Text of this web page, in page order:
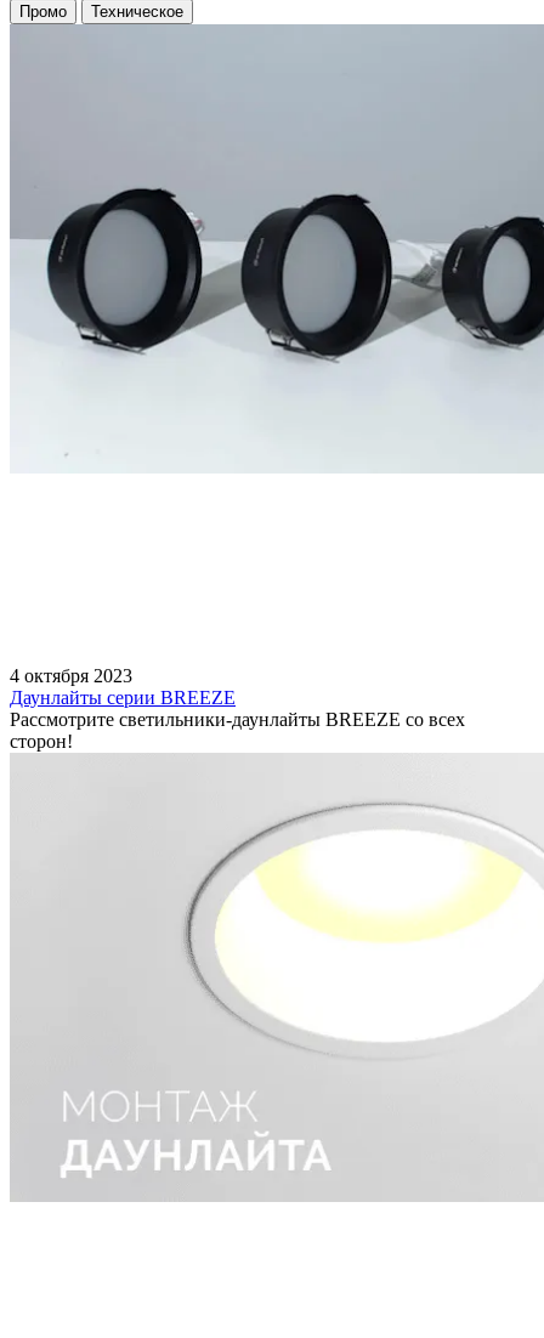
Промо Техническое
4 октября 2023
Даунлайты серии BREEZE
Рассмотрите светильники-даунлайты BREEZE со всех
сторон!